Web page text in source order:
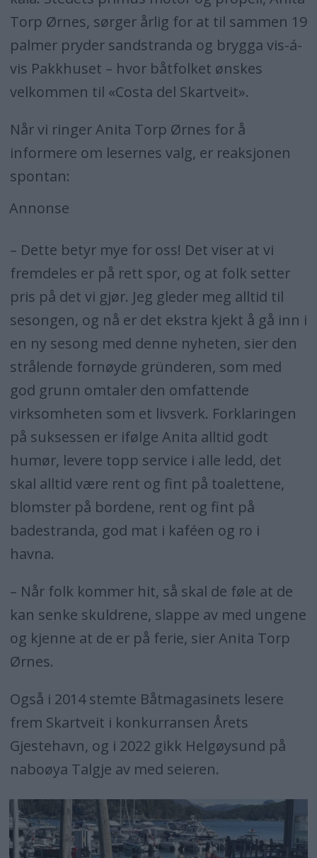
Torp Ørnes, sørger årlig for at til sammen 19
palmer pryder sandstranda og brygga vis-á-
vis Pakkhuset – hvor båtfolket ønskes
velkommen til «Costa del Skartveit».
Når vi ringer Anita Torp Ørnes for å
informere om lesernes valg, er reaksjonen
spontan:
Annonse
– Dette betyr mye for oss! Det viser at vi
fremdeles er på rett spor, og at folk setter
pris på det vi gjør. Jeg gleder meg alltid til
sesongen, og nå er det ekstra kjekt å gå inn i
en ny sesong med denne nyheten, sier den
strålende fornøyde gründeren, som med
god grunn omtaler den omfattende
virksomheten som et livsverk. Forklaringen
på suksessen er ifølge Anita alltid godt
humør, levere topp service i alle ledd, det
skal alltid være rent og fint på toalettene,
blomster på bordene, rent og fint på
badestranda, god mat i kaféen og ro i
havna.
– Når folk kommer hit, så skal de føle at de
kan senke skuldrene, slappe av med ungene
og kjenne at de er på ferie, sier Anita Torp
Ørnes.
Også i 2014 stemte Båtmagasinets lesere
frem Skartveit i konkurransen Årets
Gjestehavn, og i 2022 gikk Helgøysund på
naboøya Talgje av med seieren.